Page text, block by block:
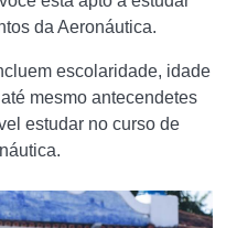
da Aeronáutica.
escolaridade, idade
mesmo antecendetes
estudar no curso de